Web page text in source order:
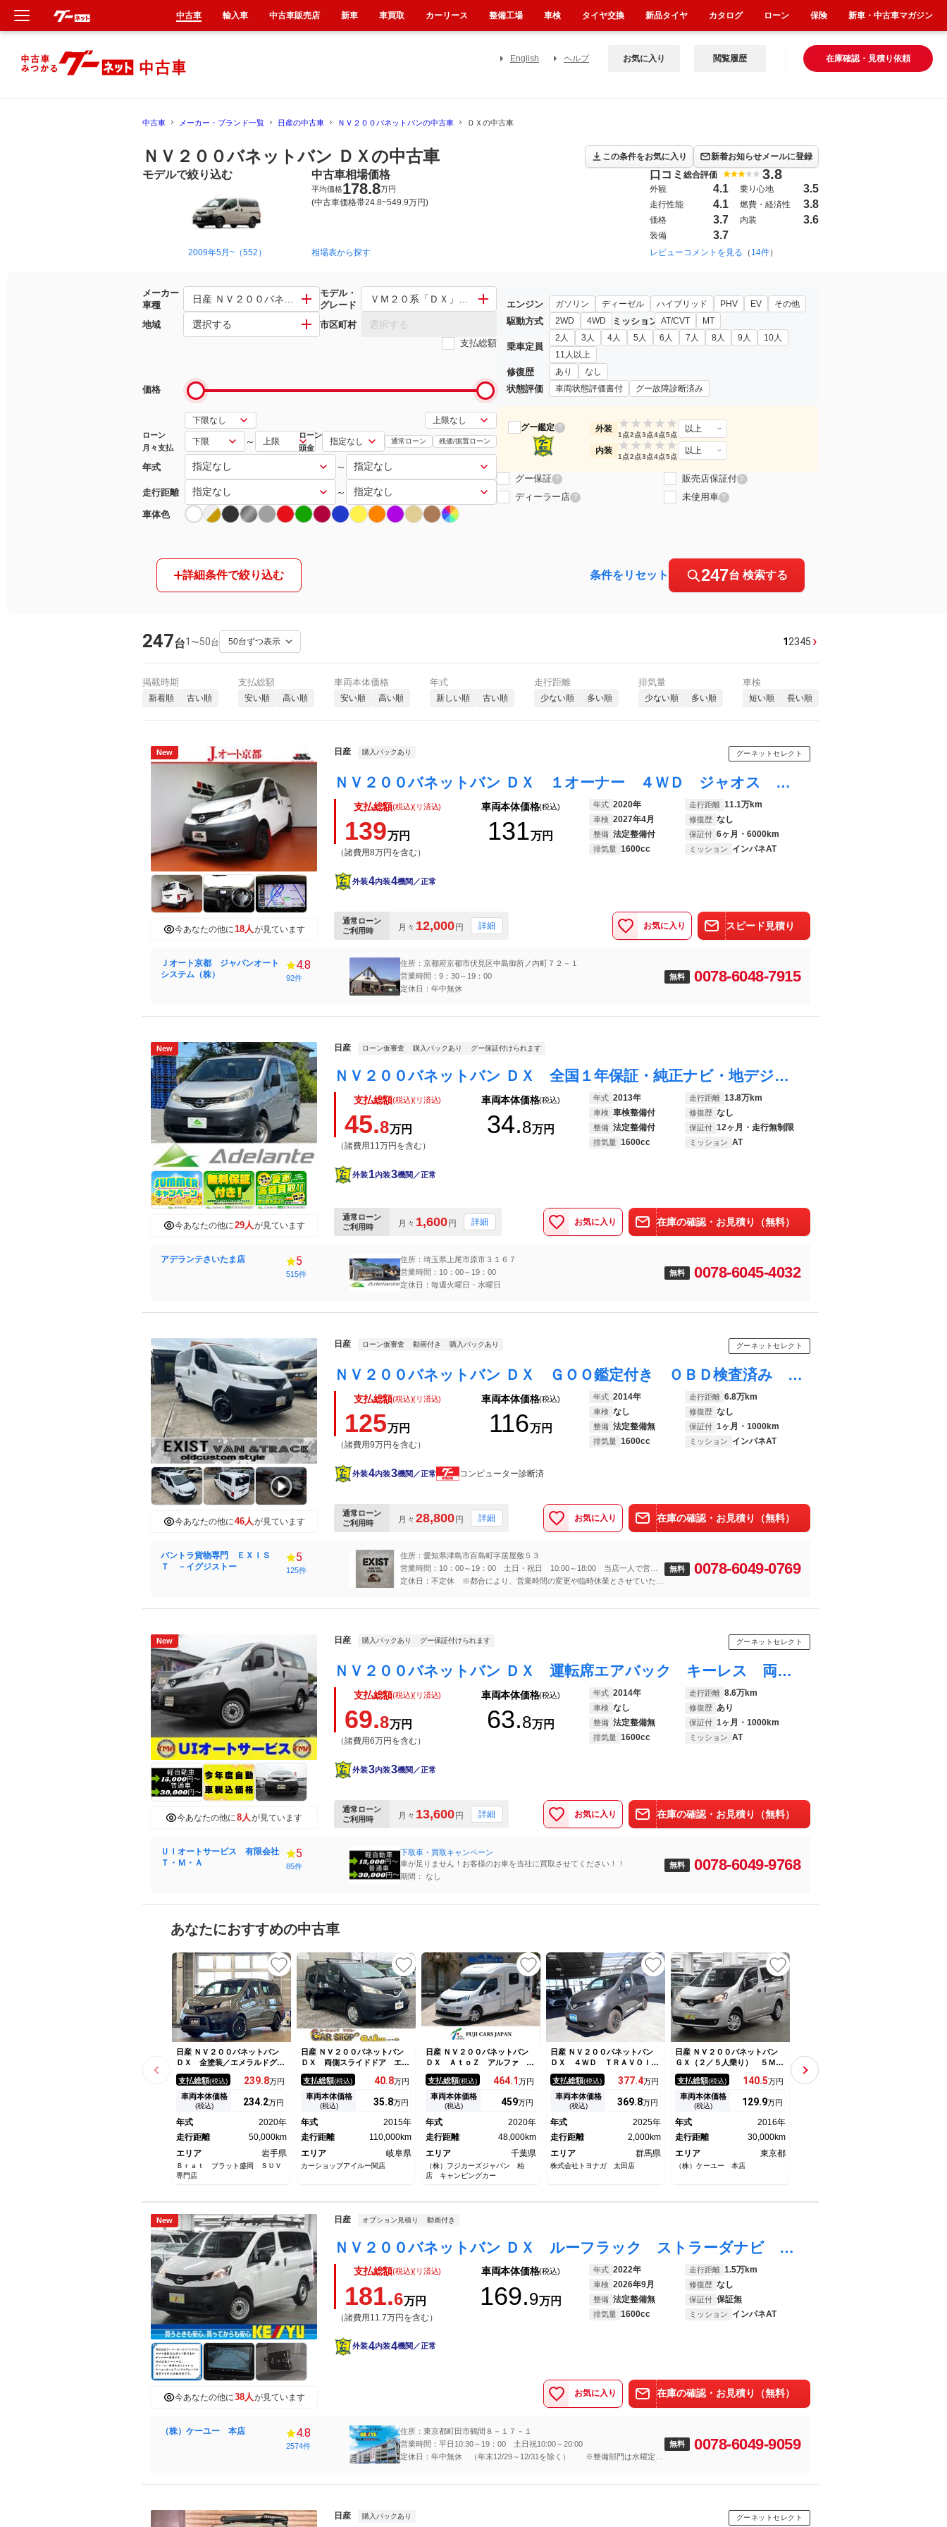
English ヘルプ 在庫確認・見積り依頼
お気に入り 閲覧履歴
中古車 メーカー・ブランド一覧 日産の中古車 ＮＶ２００バネットバンの中古車 ＤＸの中古車
ＮＶ２００バネットバン ＤＸの中古車 この条件をお気に入り 新着お知らせメールに登録
モデルで絞り込む
2009年5月~（552）
中古車相場価格
平均価格178.8万円
(中古車価格帯24.8~549.9万円)
相場表から探す
口コミ 総合評価 3.8
外観 4.1 乗り心地 3.5
走行性能 4.1 燃費・経済性 3.8
価格 3.7 内装 3.6
装備 3.7
レビューコメントを見る （ 14件）
メーカー
車種
日産 ＮＶ２００バネットバン モデル・
グレード
ＶＭ２０系「ＤＸ」 その他「ＤＸ」
地域 選択する 市区町村 選択する
支払総額
価格
ローン
月々支払
～
ローン
頭金
通常ローン 残価/据置ローン
年式 ～
走行距離 ～
車体色
エンジン ガソリン ディーゼル ハイブリッド PHV EV その他
駆動方式 2WD 4WD ミッション AT/CVT MT
乗車定員
2人 3人 4人 5人 6人 7人 8人 9人
10人
11人以上
修復歴 あり なし
状態評価 車両状態評価書付 グー故障診断済み
グー鑑定 ? 外装 ★
1点
★
2点
★
3点
★
4点
★
5点
以上
内装 ★
1点
★
2点
★
3点
★
4点
★
5点
以上
グー保証 ? 販売店保証付 ?
ディーラー店 ? 未使用車 ?
詳細条件で絞り込む 条件をリセット 247台 検索する
247台1 〜50台 12345 ›
掲載時期
新着順 古い順
支払総額
安い順 高い順
車両本体価格
安い順 高い順
年式
新しい順 古い順
走行距離
少ない順 多い順
排気量
少ない順 多い順
車検
短い順 長い順
New
今あなたの他に18人が見ています
日産 購入パックあり グーネットセレクト
ＮＶ２００バネットバン ＤＸ １オーナー ４ＷＤ ジャオス ＳＤナビ地デジＴＶ バックカメラ 衝突軽減ブレーキ 車線逸脱警報 ドライブレコーダー 両側スライドドア ＥＴＣ シートヒーター スマートキー １４ＡＷ 横滑り防止機能
支払総額(税込)(リ済込)
139万円
（諸費用8万円を含む）
車両本体価格(税込)
131万円
年式 2020年 走行距離 11.1万km
車検 2027年4月 修復歴 なし
整備 法定整備付 保証付 6ヶ月・6000km
排気量 1600cc ミッション インパネAT
外装4内装4機関／正常
通常ローン
ご利用時
月々 12,000円 詳細 お気に入り スピード見積り
Ｊオート京都 ジャパンオート
システム（株）
4.8
92件
住所：京都府京都市伏見区中島御所ノ内町７２－１
営業時間：9：30～19：00
定休日：年中無休
無料 0078-6048-7915
New
今あなたの他に29人が見ています
日産 ローン仮審査 購入パックあり グー保証付けられます
ＮＶ２００バネットバン ＤＸ 全国１年保証・純正ナビ・地デジＴＶ・ＥＴＣ・ルーフキャリア・エアコン・パワウインドウ・パワステ・ユーザー買取車
支払総額(税込)(リ済込)
45.8万円
（諸費用11万円を含む）
車両本体価格(税込)
34.8万円
年式 2013年 走行距離 13.8万km
車検 車検整備付 修復歴 なし
整備 法定整備付 保証付 12ヶ月・走行無制限
排気量 1600cc ミッション AT
外装1内装3機関／正常
通常ローン
ご利用時
月々 1,600円 詳細 お気に入り 在庫の確認・お見積り（無料）
アデランテさいたま店 5
515件
住所：埼玉県上尾市原市３１６７
営業時間：10：00～19：00
定休日：毎週火曜日・水曜日
無料 0078-6045-4032
今あなたの他に46人が見ています
日産 ローン仮審査 動画付き 購入パックあり グーネットセレクト
ＮＶ２００バネットバン ＤＸ ＧＯＯ鑑定付き ＯＢＤ検査済み 前後バンパーラプターライナー塗装 車検対応ゴツゴツホワイトレタータイヤ ブラックスチールホイール キーレスキー ５ドア 小窓付きカガラス プライバシーガラス
支払総額(税込)(リ済込)
125万円
（諸費用9万円を含む）
車両本体価格(税込)
116万円
年式 2014年 走行距離 6.8万km
車検 なし 修復歴 なし
整備 法定整備無 保証付 1ヶ月・1000km
排気量 1600cc ミッション インパネAT
外装4内装3機関／正常 コンピューター診断済
通常ローン
ご利用時
月々 28,800円 詳細 お気に入り 在庫の確認・お見積り（無料）
バントラ貨物専門 ＥＸＩＳ
Ｔ －イグジストー
5
125件
住所：愛知県津島市百島町字居屋敷５３
営業時間：10：00～19：00 土日・祝日 10:00～18:00 当店一人で営業
の為突然のご来店には、対応できません。
定休日：不定休 ※都合により、営業時間の変更や臨時休業とさせていただ
無料 0078-6049-0769
New
今あなたの他に8人が見ています
日産 購入パックあり グー保証付けられます グーネットセレクト
ＮＶ２００バネットバン ＤＸ 運転席エアバック キーレス 両側スライドドア エアコン パワーステアリング ライトレベライザー ＥＴＣ 最大積載量６００Ｋｇ
支払総額(税込)(リ済込)
69.8万円
（諸費用6万円を含む）
車両本体価格(税込)
63.8万円
年式 2014年 走行距離 8.6万km
車検 なし 修復歴 あり
整備 法定整備無 保証付 1ヶ月・1000km
排気量 1600cc ミッション AT
外装3内装3機関／正常
通常ローン
ご利用時
月々 13,600円 詳細 お気に入り 在庫の確認・お見積り（無料）
ＵＩオートサービス 有限会社
Ｔ・Ｍ・Ａ
5
85件
下取車・買取キャンペーン
車が足りません！お客様のお車を当社に買取させてください！！
期間： なし
無料 0078-6049-9768
あなたにおすすめの中古車
日産 ＮＶ２００バネットバン
ＤＸ 全塗装／エメラルドグレ
ーＭ ブラック塗装 ＷＥＤＳ
新品１４インチＡＷ マキシス
新品タイヤ ブルバー クラッ
ツィオ製シートカバー ラゲッ
レーキ 純正ナビ ＴＶ バッ
クカメラ
支払総額(税込) 239.8万円
車両本体価格
(税込) 234.2万円
年式
2020年
走行距離
50,000km
エリア
岩手県
Ｂｒａｔ ブラット盛岡 ＳＵＶ
専門店
日産 ＮＶ２００バネットバン
ＤＸ 両側スライドドア エア
バッグ インパネオートマ エ
アコン パワステ ＥＴＣ
支払総額(税込) 40.8万円
車両本体価格
(税込) 35.8万円
年式
2015年
走行距離
110,000km
エリア
岐阜県
カーショップアイルー関店
日産 ＮＶ２００バネットバン
ＤＸ ＡｔｏＺ アルファ キ
ャンピングカー ８ナンバー
ツインサブバッテリー １５０
０Ｗインバーター マックスフ
ァン 冷蔵庫 テレビ 走行充
ガソリン ６人乗車２人就寝
支払総額(税込) 464.1万円
車両本体価格
(税込) 459万円
年式
2020年
走行距離
48,000km
エリア
千葉県
（株）フジカーズジャパン 柏
店 キャンピングカー
日産 ＮＶ２００バネットバン
ＤＸ ４ＷＤ ＴＲＡＶＯＩ
Ｓ Ｍｉｏ キャンピング車
フルタイム４ＷＤ Ｅブレー
キ ＴＲＡＶＯＩＳ Ｍｉｏ
ベンチシートタイプ ＦＦヒー
電システム シンク シャワ
ー 給排水タンク 外部電源
人乗
支払総額(税込) 377.4万円
車両本体価格
(税込) 369.8万円
年式
2025年
走行距離
2,000km
エリア
群馬県
株式会社トヨナガ 太田店
日産 ＮＶ２００バネットバン
ＧＸ（２／５人乗り） ５Ｍ
Ｔ パイオニアディスプレイオ
ーディオ バックカメラ ＢＴ
オーディオ ＥＴＣ スライド
サイドウインドウ＋プライバシ
ドシート フォグランプ キー
レス スペアキー・記録簿・取
支払総額(税込) 140.5万円
車両本体価格
(税込) 129.9万円
年式
2016年
走行距離
30,000km
エリア
東京都
（株）ケーユー 本店
ゴードンミラー Ｃ０１ オ
リジナルバンライフカスタム
天然木（アカシア） ベッド
支払総額
New
今あなたの他に38人 が見ています
日産 オプション見積り 動画付き
ＮＶ２００バネットバン ＤＸ ルーフラック ストラーダナビ ＥＴＣ バックカメラ Ｂｌｕｅｔｏｏｔｈオーディオ ＴＶ ＣＤ 前席パワーウインドウ 両側スライドドア 電動格納ドアミラー オートライト キーレスエントリー 取扱説明書有
支払総額(税込)(リ済込)
181.6万円
（諸費用11.7万円を含む）
車両本体価格(税込)
169.9万円
年式 2022年 走行距離 1.5万km
車検 2026年9月 修復歴 なし
整備 法定整備無 保証付 保証無
排気量 1600cc ミッション インパネAT
外装4内装4機関／正常
お気に入り 在庫の確認・お見積り（無料）
（株）ケーユー 本店 4.8
2574件
住所：東京都町田市鶴間８－１７－１
営業時間：平日10:30～19：00 土日祝10:00～20:00
定休日：年中無休 （年末12/29～12/31を除く） ※整備部門は水曜定休
無料 0078-6049-9059
日産 購入パックあり グーネットセレクト
中古車 輸入車 中古車販売店 新車 車買取 カーリース 整備工場 車検 タイヤ交換 新品タイヤ カタログ ローン 保険 新車・中古車マガジン
新車